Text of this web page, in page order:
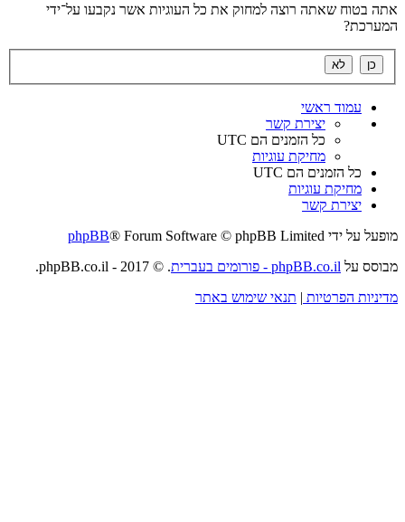
אתה בטוח שאתה רוצה למחוק את כל העוגיות אשר נקבעו על־ידי
המערכת?
עמוד ראשי
יצירת קשר
כל הזמנים הם UTC
מחיקת עוגיות
כל הזמנים הם UTC
מחיקת עוגיות
יצירת קשר
מופעל על ידי
phpBB® Forum Software © phpBB Limited
מבוסס על phpBB.co.il - פורומים בעברית
. © 2017 - phpBB.co.il.
מדיניות הפרטיות | תנאי שימוש באתר